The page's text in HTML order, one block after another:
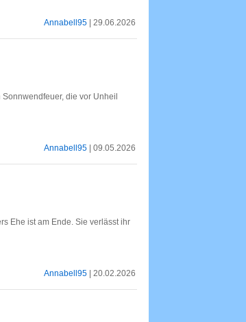
Annabell95 | 29.06.2026
die vor Unheil
Annabell95 | 09.05.2026
Ehe ist am Ende. Sie verlässt ihr
Annabell95 | 20.02.2026